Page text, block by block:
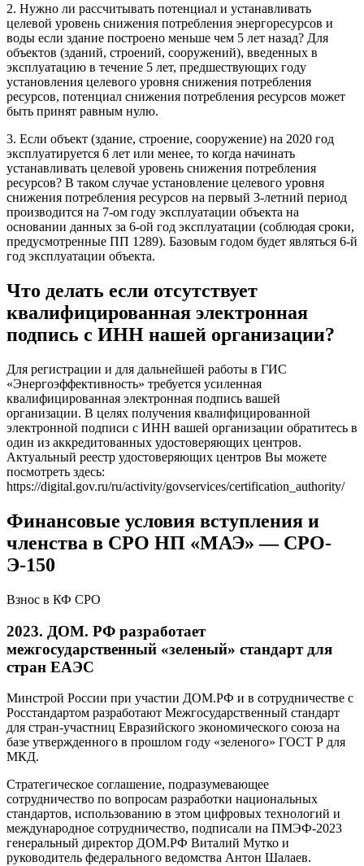
2. Нужно ли рассчитывать потенциал и устанавливать
целевой уровень снижения потребления энергоресурсов и
воды если здание построено меньше чем 5 лет назад? Для
объектов (зданий, строений, сооружений), введенных в
эксплуатацию в течение 5 лет, предшествующих году
установления целевого уровня снижения потребления
ресурсов, потенциал снижения потребления ресурсов может
быть принят равным нулю.
3. Если объект (здание, строение, сооружение) на 2020 год
эксплуатируется 6 лет или менее, то когда начинать
устанавливать целевой уровень снижения потребления
ресурсов? В таком случае установление целевого уровня
снижения потребления ресурсов на первый 3-летний период
производится на 7-ом году эксплуатации объекта на
основании данных за 6-ой год эксплуатации (соблюдая сроки,
предусмотренные ПП 1289). Базовым годом будет являться 6-й
год эксплуатации объекта.
Что делать если отсутствует
квалифицированная электронная
подпись с ИНН нашей организации?
Для регистрации и для дальнейшей работы в ГИС
«Энергоэффективность» требуется усиленная
квалифицированная электронная подпись вашей
организации. В целях получения квалифицированной
электронной подписи с ИНН вашей организации обратитесь в
один из аккредитованных удостоверяющих центров.
Актуальный реестр удостоверяющих центров Вы можете
посмотреть здесь:
https://digital.gov.ru/ru/activity/govservices/certification_authority/
Финансовые условия вступления и
членства в СРО НП «МАЭ» — СРО-
Э-150
Взнос в КФ СРО
2023. ДОМ. РФ разработает
межгосударственный «зеленый» стандарт для
стран ЕАЭС
Минстрой России при участии ДОМ.РФ и в сотрудничестве с
Росстандартом разработают Межгосударственный стандарт
для стран-участниц Евразийского экономического союза на
базе утвержденного в прошлом году «зеленого» ГОСТ Р для
МКД.
Стратегическое соглашение, подразумевающее
сотрудничество по вопросам разработки национальных
стандартов, использованию в этом цифровых технологий и
международное сотрудничество, подписали на ПМЭФ-2023
генеральный директор ДОМ.РФ Виталий Мутко и
руководитель федерального ведомства Антон Шалаев.